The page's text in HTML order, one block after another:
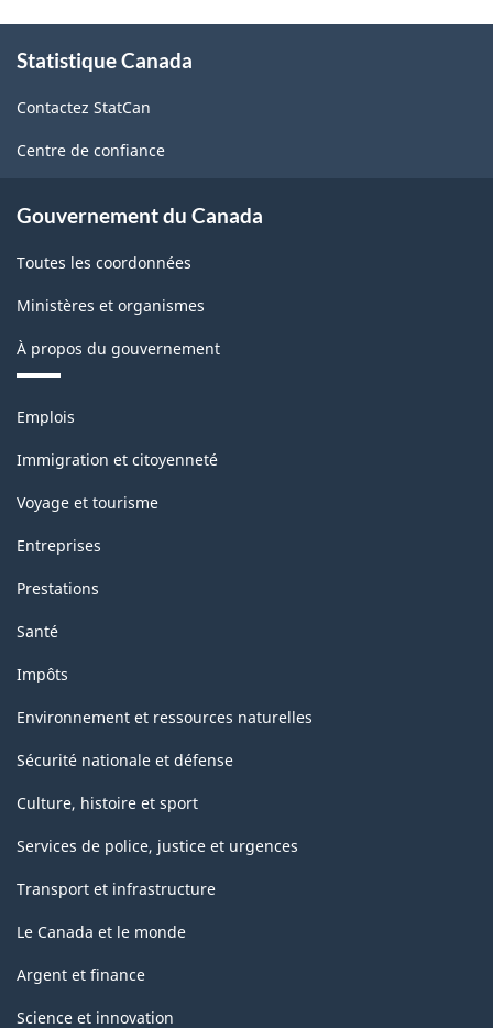
propos
ce
site
Statistique Canada
Contactez StatCan
Centre de confiance
Gouvernement du Canada
Toutes les coordonnées
Ministères et organismes
À propos du gouvernement
Thèmes
sujets
Emplois
Immigration et citoyenneté
Voyage et tourisme
Entreprises
Prestations
Santé
Impôts
Environnement et ressources naturelles
Sécurité nationale et défense
Culture, histoire et sport
Services de police, justice et urgences
Transport et infrastructure
Le Canada et le monde
Argent et finance
Science et innovation